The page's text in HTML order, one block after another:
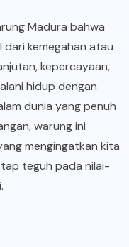
Madura bahwa
dari kemegahan atau
kepercayaan,
hidup dengan
dunia yang penuh
warung ini
mengingatkan kita
teguh pada nilai-